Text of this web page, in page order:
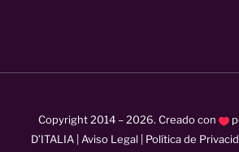
Copyright 2014 – 2026. Creado con
D’ITALIA
Aviso Legal Política de